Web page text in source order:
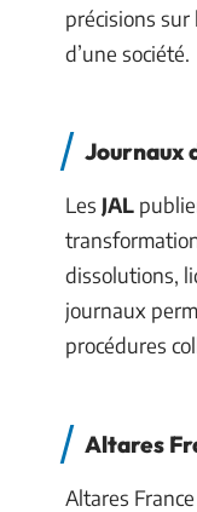
précisions
d’une société.
Journaux
Les JAL
dissolutions,
journaux
procédures
Altares
Altares